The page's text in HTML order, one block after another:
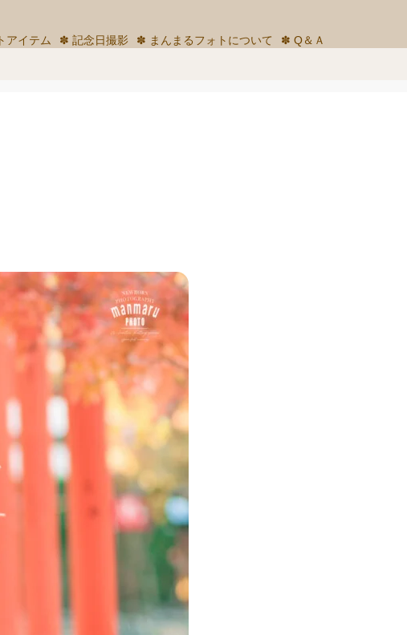
アイテム ✽ 記念日撮影 ✽ まんまるフォトについて ✽ Q＆Ａ